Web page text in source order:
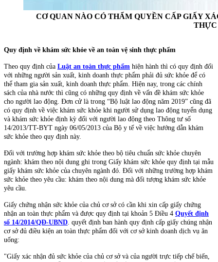
CƠ QUAN NÀO CÓ THẨM QUYỀN CẤP GIẤY
Quy định về khám sức khỏe về an toàn vệ sinh thực phẩm
Theo quy định của Luật an toàn thực phẩm hiện hành thì có quy định đối
với những người sản xuất, kinh doanh thực phẩm phải đủ sức khỏe để có
thể tham gia sản xuất, kinh doanh thực phẩm. Hiện nay, trong các chính
sách của nhà nước thì cũng có những quy định về vấn đề khám sức khỏe
cho người lao động. Đơn cử là trong “Bộ luật lao động năm 2019” cũng đã
có quy định về việc khám sức khỏe khi người sử dụng lao động tuyển dụng
và khám sức khỏe định kỳ đối với người lao động theo Thông tư số
14/2013/TT-BYT ngày 06/05/2013 của Bộ y tế về việc hướng dẫn khám
sức khỏe theo quy định này.
Đối với trường hợp khám sức khỏe theo bộ tiêu chuẩn sức khỏe chuyên
ngành: khám theo nội dung ghi trong Giấy khám sức khỏe quy định tại mẫu
giấy khám sức khỏe của chuyên ngành đó. Đối với những trường hợp khám
sức khỏe theo yêu cầu: khám theo nội dung mà đối tượng khám sức khỏe
yêu cầu.
Giấy chứng nhận sức khỏe của chủ cơ sở có cần khi xin cấp giấy chứng
nhận an toàn thực phẩm và được quy định tại khoản 5 Điều 4 Quyết định
số 14/2014/QĐ-UBND . quyết định ban hành quy định cấp giấy chúng nhận
cơ sở đủ điều kiện an toàn thực phẩm đối với cơ sở kinh doanh dịch vụ ăn
uống:
"Giấy xác nhận đủ sức khỏe của chủ cơ sở và của người trực tiếp chế biến,